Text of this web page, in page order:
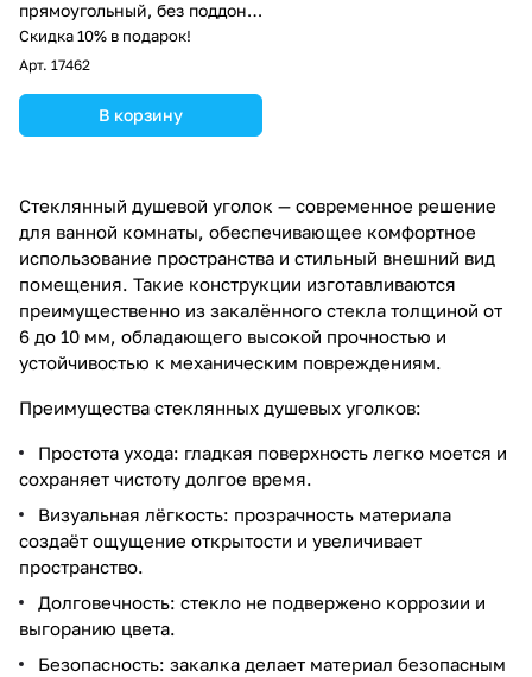
прямоугольный, без поддона,
прозрачное стекло, хром
Скидка 10% в подарок!
Арт. 17462
В корзину
Стеклянный душевой уголок — современное решение
для ванной комнаты, обеспечивающее комфортное
использование пространства и стильный внешний вид
помещения. Такие конструкции изготавливаются
преимущественно из закалённого стекла толщиной от
6 до 10 мм, обладающего высокой прочностью и
устойчивостью к механическим повреждениям.
Преимущества стеклянных душевых уголков:
Простота ухода: гладкая поверхность легко моется и
сохраняет чистоту долгое время.
Визуальная лёгкость: прозрачность материала
создаёт ощущение открытости и увеличивает
пространство.
Долговечность: стекло не подвержено коррозии и
выгоранию цвета.
Безопасность: закалка делает материал безопасным